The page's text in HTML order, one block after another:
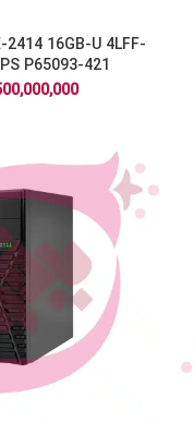
2414 16GB-U 4LFF-
P65093-421